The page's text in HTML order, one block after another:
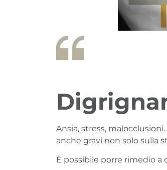
Ansia, stress,
anche gravi non solo sulla
È possibile porre rimedio a